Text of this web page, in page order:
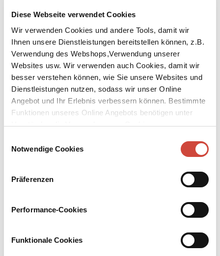
Diese Webseite verwendet Cookies
Wir verwenden Cookies und andere Tools, damit wir
Ihnen unsere Dienstleistungen bereitstellen können, z.B.
Verwendung des Webshops,Verwendung unserer
Websites usw. Wir verwenden auch Cookies, damit wir
besser verstehen können, wie Sie unsere Websites und
Dienstleistungen nutzen, sodass wir unser Online
Angebot und Ihr Erlebnis verbessern können. Bestimmte
Funktionen unseres Online Angebots benötigen unter
Umständen die Verwendung von Cookies von
Notwendige Cookies
Präferenzen
Performance-Cookies
Funktionale Cookies
Download Bilddatei ↘
Barbara Hazen
Barbara S. Hazen wurde 1930 in Dayton (Ohio) geboren. Nach
einem Studium an der Columbia University arbeitete sie bei der
Zeitschrift ›Ladies' Home Journal‹, u.a. in der Lyrik-Redaktion. Sie
Kinderbücher zu schreiben. Seit der Geburt ihres Sohnes 1960
arbeitet sie als freie Schriftstellerin. Bis heute hat sie über 80
erhielt dafür diverse Auszeichnungen. Barbara Shook Hazen lebt
heute abwechselnd in Manhattan (New York) und Otis